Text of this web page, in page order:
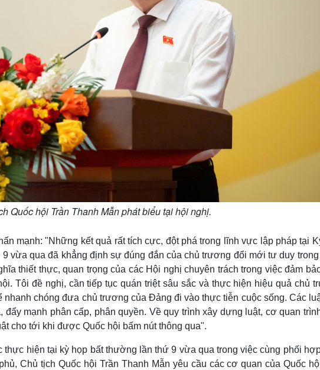
Quốc hội Trần Thanh Mẫn phát biểu tại hội nghị.
mạnh: "Những kết quả rất tích cực, đột phá trong lĩnh vực lập pháp tại
vừa qua đã khẳng định sự đúng đắn của chủ trương đổi mới tư duy
thiết thực, quan trọng của các Hội nghị chuyên trách trong việc đảm
Tôi đề nghị, cần tiếp tục quán triệt sâu sắc và thực hiện hiệu quả chủ
chóng đưa chủ trương của Đảng đi vào thực tiễn cuộc sống. Các
đẩy mạnh phân cấp, phân quyền. Về quy trình xây dựng luật, cơ quan
cho tới khi được Quốc hội bấm nút thông qua".
thực hiện tại kỳ họp bất thường lần thứ 9 vừa qua trong việc cùng phối
Chủ tịch Quốc hội Trần Thanh Mẫn yêu cầu các cơ quan của Quốc